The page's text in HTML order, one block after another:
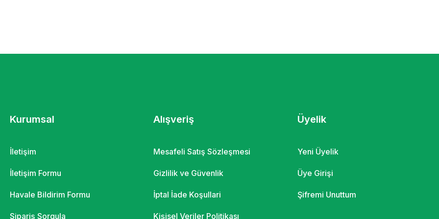
Kurumsal
İletişim
İletişim Formu
Havale Bildirim Formu
Sipariş Sorgula
Alışveriş
Mesafeli Satış Sözleşmesi
Gizlilik ve Güvenlik
İptal İade Koşullari
Kişisel Veriler Politikası
Üyelik
Yeni Üyelik
Üye Girişi
Şifremi Unuttum